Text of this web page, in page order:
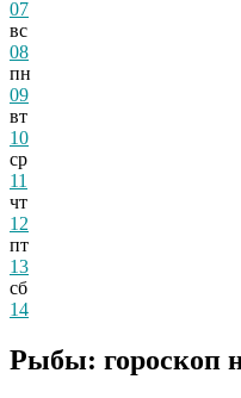
07
вс
08
пн
09
вт
10
ср
11
чт
12
пт
13
сб
14
Рыбы: гороскоп
грибок за 5